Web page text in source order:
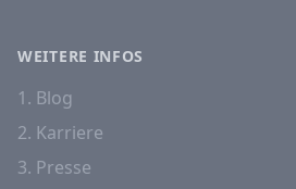
WEITERE INFOS
1. Blog
2. Karriere
3. Presse